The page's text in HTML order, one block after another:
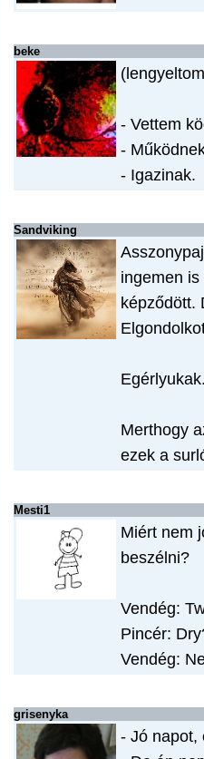
beke
- Vettem
-
- Igazinak.
Sandviking
ingemen
képződött.
Merthogy
ezek a
Mesti1
Miért nem
beszélni?
Vendég:
Pincér:
Vendég:
grisenyka
- Jó napot,